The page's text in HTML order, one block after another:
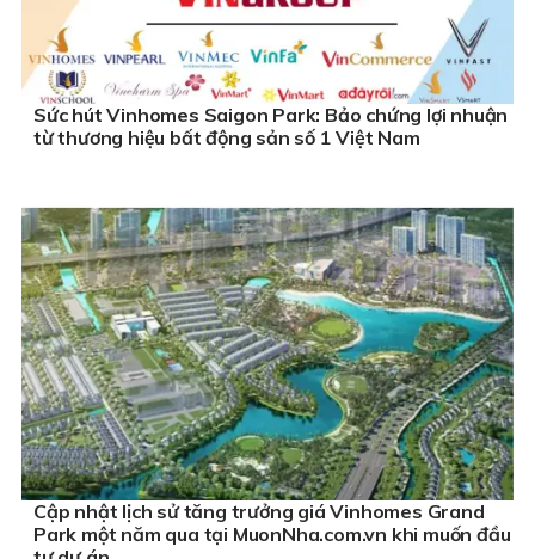
Sức hút Vinhomes Saigon Park: Bảo chứng lợi nhuận
từ thương hiệu bất động sản số 1 Việt Nam
Cập nhật lịch sử tăng trưởng giá Vinhomes Grand
Park một năm qua tại MuonNha.com.vn khi muốn đầu